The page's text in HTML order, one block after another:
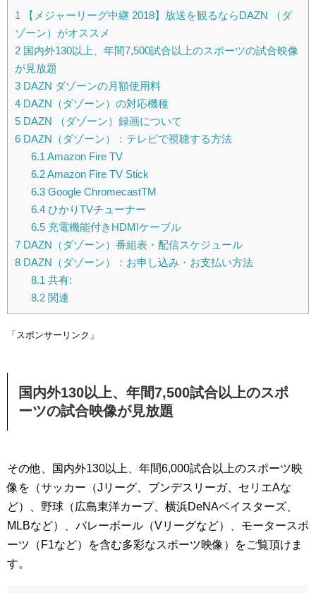
1 【メジャーリーグ中継 2018】放送を観るならDAZN （ダ
ゾーン）がオススメ
2 国内外130以上、年間7,500試合以上のスポーツの試合映像
が見放題
3 DAZN ダゾーンの月額使用料
4 DAZN（ダゾーン）の対応機種
5 DAZN （ダゾーン）録画について
6 DAZN（ダゾーン）：テレビで視聴する方法
6.1 Amazon Fire TV
6.2Amazon Fire TV Stick
6.3Google ChromecastTM
6.4ひかりTVチューナー
6.5充電機能付きHDMIケーブル
7 DAZN（ダゾーン）番組表・配信スケジュール
8 DAZN（ダゾーン）：お申し込み・お支払い方法
8.1 共有:
8.2関連
「スポンサーリンク」
国内外130以上、年間7,500試合以上のスポ
ーツの試合映像が見放題
その他、国内外130以上、年間6,000試合以上のスポーツ映
像を（サッカー（Jリーグ、ブンデスリーガ、セリエAな
ど）、野球（広島東洋カープ、横浜DeNAベイスターズ、
MLBなど）、バレーボール（Vリーグなど）、モータースポ
ーツ（F1など）を含む多彩なスポーツ映像）をご覧頂けま
す。